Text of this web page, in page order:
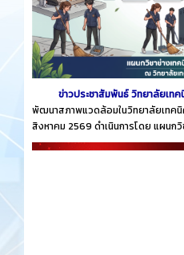
ข่าวประชาสัมพันธ์ วิทยาลัยเท
พัฒนาสภาพแวดล้อมในวิทยาลัยเทคนิ
สิงหาคม 2569 ดำเนินการโดย แผนก